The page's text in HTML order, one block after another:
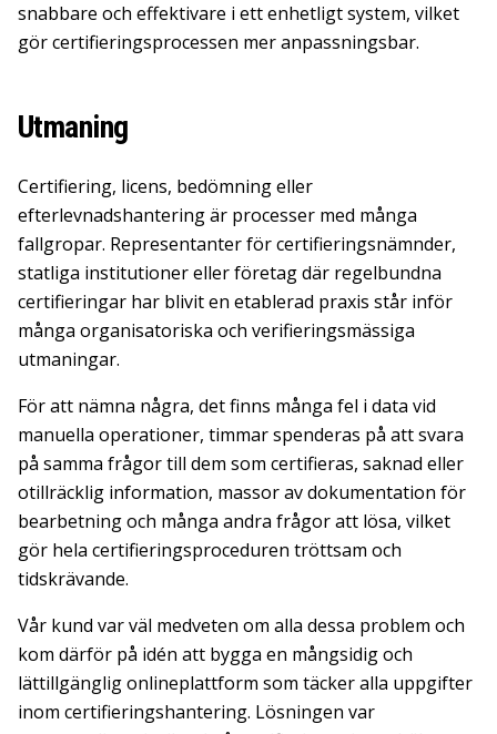
snabbare och effektivare i ett enhetligt system, vilket
gör certifieringsprocessen mer anpassningsbar.
Utmaning
Certifiering, licens, bedömning eller
efterlevnadshantering är processer med många
fallgropar. Representanter för certifieringsnämnder,
statliga institutioner eller företag där regelbundna
certifieringar har blivit en etablerad praxis står inför
många organisatoriska och verifieringsmässiga
utmaningar.
För att nämna några, det finns många fel i data vid
manuella operationer, timmar spenderas på att svara
på samma frågor till dem som certifieras, saknad eller
otillräcklig information, massor av dokumentation för
bearbetning och många andra frågor att lösa, vilket
gör hela certifieringsproceduren tröttsam och
tidskrävande.
Vår kund var väl medveten om alla dessa problem och
kom därför på idén att bygga en mångsidig och
lättillgänglig onlineplattform som täcker alla uppgifter
inom certifieringshantering. Lösningen var